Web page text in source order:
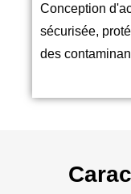
Conception
sécurisée,
des